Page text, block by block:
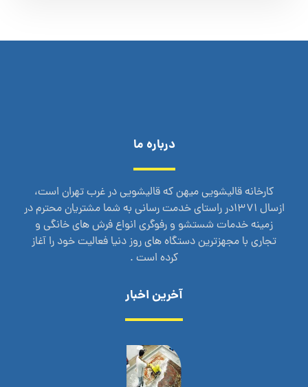
درباره ما
کارخانه قالیشویی میهن که قالیشویی در غرب تهران است،
ازسال 1371در راستای خدمت رسانی به شما مشتریان محترم در
زمینه خدمات شستشو و رفوگری انواع فرش های خانگی و
تجاری با مجهزترین دستگاه های روز دنیا فعالیت خود را آغاز
کرده است .
آخرین اخبار